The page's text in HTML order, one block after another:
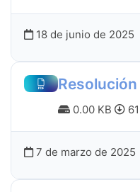
18 de junio de 2025
0.00 KB
7 de marzo de 2025